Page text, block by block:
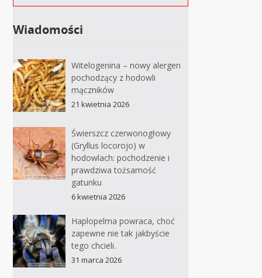
Wiadomości
Witelogenina – nowy alergen
pochodzący z hodowli
mączników
21 kwietnia 2026
Świerszcz czerwonogłowy
(Gryllus locorojo) w
hodowlach: pochodzenie i
prawdziwa tożsamość
gatunku
6 kwietnia 2026
Haplopelma powraca, choć
zapewne nie tak jakbyście
tego chcieli.
31 marca 2026